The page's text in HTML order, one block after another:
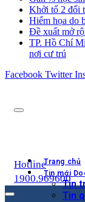
Khởi tố 2 đối
Hiểm họa do
Đề xuất mở
TP. Hồ Chí
nơi cư trú
Facebook Twitter
Trang chủ
Tin mới
Tin
Tin
Hotline
1900.969600